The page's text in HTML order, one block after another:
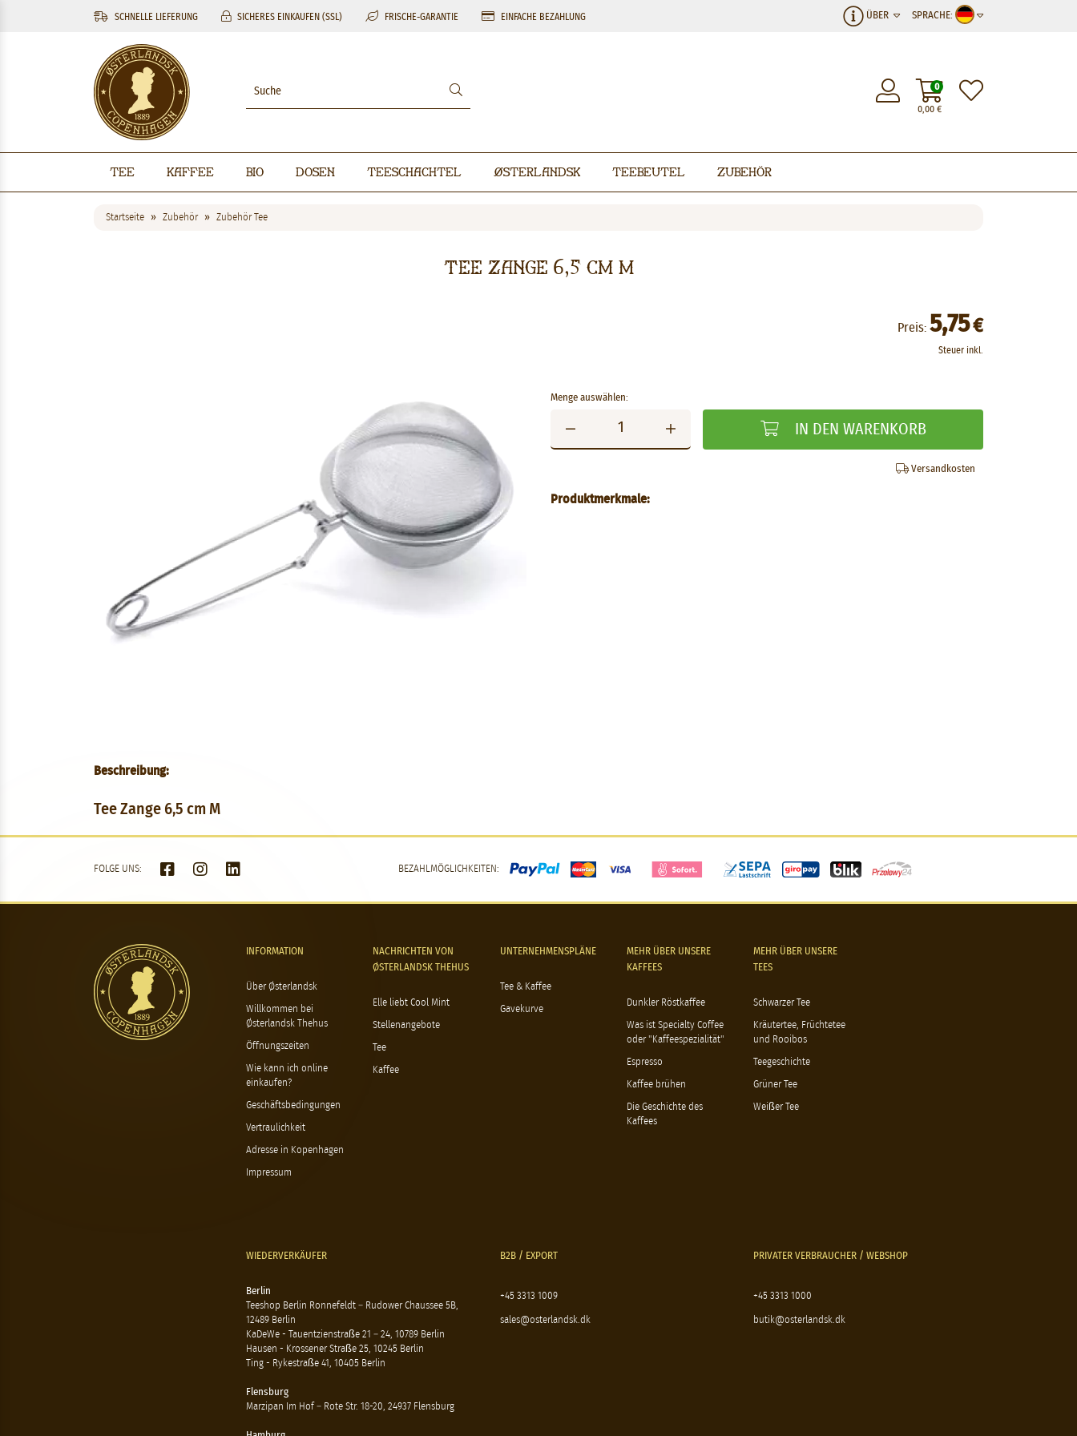
SCHNELLE LIEFERUNG SICHERES EINKAUFEN (SSL) FRISCHE-GARANTIE EINFACHE BEZAHLUNG SPRACHE:
ÜBER
0,00€
0
Tee Kaffee BIO Dosen Teeschachtel Østerlandsk Teebeutel Zubehör
Startseite Zubehör Zubehör Tee
Tee Zange 6,5 cm M
Preis: 5,75€
Steuer inkl.
Menge auswählen:
IN DEN WARENKORB
Versandkosten
Produktmerkmale:
Beschreibung:
Tee Zange 6,5 cm M
FOLGE UNS: BEZAHLMÖGLICHKEITEN:
INFORMATION
Über Østerlandsk
Willkommen bei
Østerlandsk Thehus
Öffnungszeiten
Wie kann ich online
einkaufen?
Geschäftsbedingungen
Vertraulichkeit
Adresse in Kopenhagen
Impressum
NACHRICHTEN VON
ØSTERLANDSK THEHUS
Elle liebt Cool Mint
Stellenangebote
Tee
Kaffee
UNTERNEHMENSPLÄNE
Tee & Kaffee
Gavekurve
MEHR ÜBER UNSERE
KAFFEES
Dunkler Röstkaffee
Was ist Specialty Coffee
oder "Kaffeespezialität"
Espresso
Kaffee brühen
Die Geschichte des
Kaffees
MEHR ÜBER UNSERE
TEES
Schwarzer Tee
Kräutertee, Früchtetee
und Rooibos
Teegeschichte
Grüner Tee
Weißer Tee
WIEDERVERKÄUFER
Berlin
Teeshop Berlin Ronnefeldt – Rudower Chaussee 5B,
12489 Berlin
KaDeWe - Tauentzienstraße 21 – 24, 10789 Berlin
Hausen - Krossener Straße 25, 10245 Berlin
Ting - Rykestraße 41, 10405 Berlin
Flensburg
Marzipan Im Hof – Rote Str. 18-20, 24937 Flensburg
B2B / EXPORT
+45 3313 1009
sales@osterlandsk.dk
PRIVATER VERBRAUCHER / WEBSHOP
+45 3313 1000
butik@osterlandsk.dk